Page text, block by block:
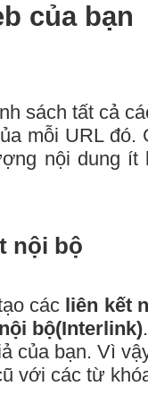
của bạn
sách tất cả
mỗi URL
nội dung ít
nội bộ
các liên kết
bộ(Interlink)
của bạn. Vì
với các từ